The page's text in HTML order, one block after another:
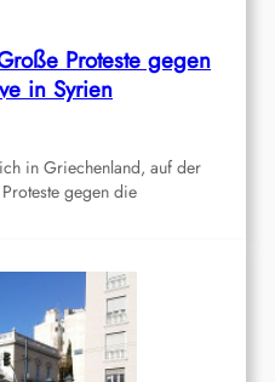
Proteste gegen
in Syrien
in Griechenland, auf der
gegen die